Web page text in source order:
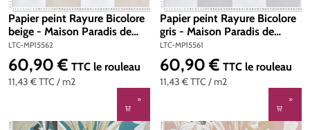
Papier peint Rayure Bicolore
beige - Maison Paradis de
Lutèce | Réf. LTC-MP15562
LTC-MP15562
11,43 €TTC / m2
Prix régulier :
60,90 € TTC le rouleau
Papier peint Rayure Bicolore
gris - Maison Paradis de
Lutèce | Réf. LTC-MP15561
LTC-MP15561
11,43 €TTC / m2
Prix régulier :
60,90 € TTC le rouleau